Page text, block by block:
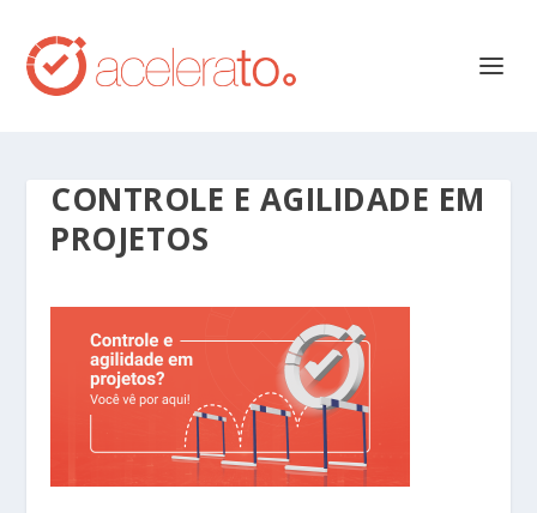
CONTROLE E AGILIDADE EM
PROJETOS